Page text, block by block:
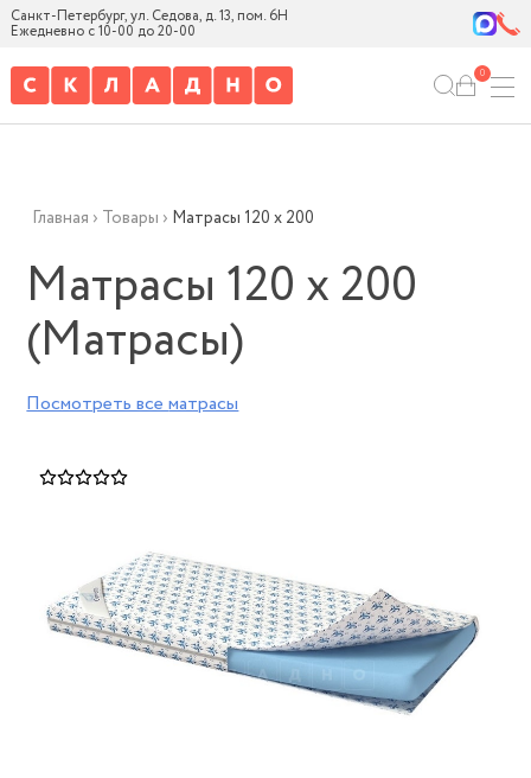
Санкт-Петербург, ул. Седова, д. 13, пом. 6Н
Ежедневно с 10-00 до 20-00
0
Главная › Товары › Матрасы 120 х 200
Матрасы 120 х 200
(Матрасы)
Посмотреть всематрасы